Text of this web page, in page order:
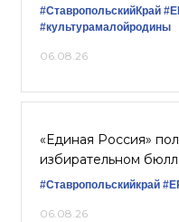
#СтавропольскийКрай
#культурамалойродины
06.08.26
«Единая Россия»
избирательном
#Ставропольскийкрай
06.08.26